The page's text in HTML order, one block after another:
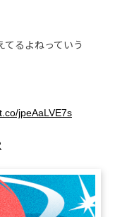
るよねっていう
jpeAaLVE7s